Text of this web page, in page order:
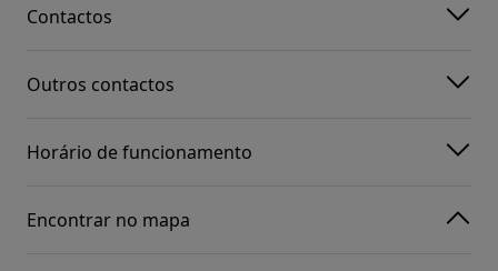
Contactos
Outros contactos
Horário de funcionamento
Encontrar no mapa